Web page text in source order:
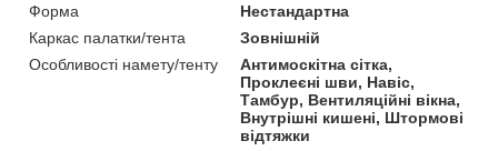
Форма
Нестандартна
Каркас палатки/тента
Зовнішній
Особливості намету/тенту
Антимоскітна сітка,
Проклеєні шви, Навіс,
Тамбур, Вентиляційні вікна,
Внутрішні кишені, Штормові
відтяжки